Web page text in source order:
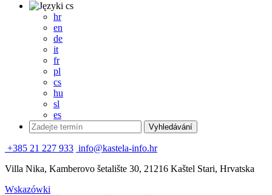
cs
hr
en
de
it
fr
pl
cs
hu
sl
es
+385 21 227 933 info@kastela-info.hr
Villa Nika, Kamberovo šetalište 30, 21216 Kaštel Stari, Hrvatska
Wskazówki